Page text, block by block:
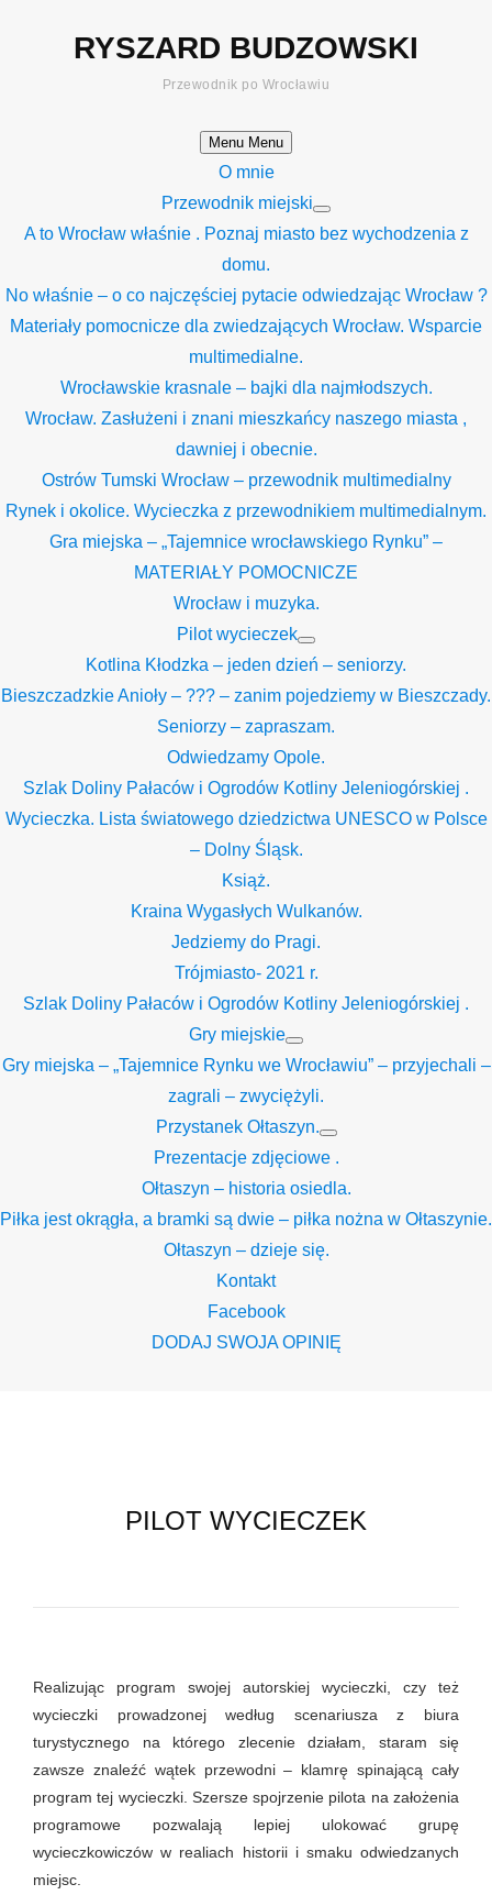
to
content
RYSZARD BUDZOWSKI
Przewodnik po Wrocławiu
Menu Menu
O mnie
Przewodnik miejski
Show
sub
A to Wrocław właśnie . Poznaj miasto bez wychodzenia z
domu.
No właśnie – o co najczęściej pytacie odwiedzając Wrocław ?
Materiały pomocnicze dla zwiedzających Wrocław. Wsparcie
multimedialne.
Wrocławskie krasnale – bajki dla najmłodszych.
Wrocław. Zasłużeni i znani mieszkańcy naszego miasta ,
dawniej i obecnie.
Ostrów Tumski Wrocław – przewodnik multimedialny
Rynek i okolice. Wycieczka z przewodnikiem multimedialnym.
Gra miejska – „Tajemnice wrocławskiego Rynku” –
MATERIAŁY POMOCNICZE
Wrocław i muzyka.
Pilot wycieczek
Show
sub
Kotlina Kłodzka – jeden dzień – seniorzy.
Bieszczadzkie Anioły – ??? – zanim pojedziemy w Bieszczady.
Seniorzy – zapraszam.
Odwiedzamy Opole.
Szlak Doliny Pałaców i Ogrodów Kotliny Jeleniogórskiej .
Wycieczka. Lista światowego dziedzictwa UNESCO w Polsce
– Dolny Śląsk.
Książ.
Kraina Wygasłych Wulkanów.
Jedziemy do Pragi.
Trójmiasto- 2021 r.
Szlak Doliny Pałaców i Ogrodów Kotliny Jeleniogórskiej .
Gry miejskie
Show
sub
Gry miejska – „Tajemnice Rynku we Wrocławiu” – przyjechali –
zagrali – zwyciężyli.
Przystanek Ołtaszyn.
Show
sub
Prezentacje zdjęciowe .
Ołtaszyn – historia osiedla.
Piłka jest okrągła, a bramki są dwie – piłka nożna w Ołtaszynie.
Ołtaszyn – dzieje się.
Kontakt
Facebook
DODAJ SWOJA OPINIĘ
PILOT WYCIECZEK
Realizując program swojej autorskiej wycieczki, czy też
wycieczki prowadzonej według scenariusza z biura
turystycznego na którego zlecenie działam, staram się
zawsze znaleźć wątek przewodni – klamrę spinającą cały
program tej wycieczki. Szersze spojrzenie pilota na założenia
programowe pozwalają lepiej ulokować grupę
wycieczkowiczów w realiach historii i smaku odwiedzanych
miejsc.